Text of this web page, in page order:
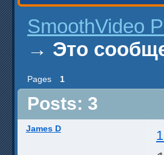
SmoothVideo
→ Это
Pages 1
Posts: 3
James D